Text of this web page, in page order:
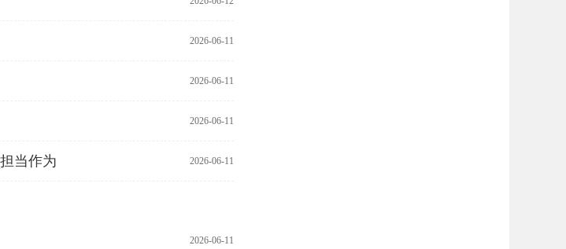
2026-06-11
2026-06-11
2026-06-11
2026-06-11
当作为
2026-06-11